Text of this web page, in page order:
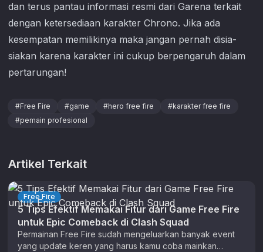
dan terus pantau informasi resmi dari Garena terkait
dengan ketersediaan karakter Chrono. Jika ada
kesempatan memilikinya maka jangan pernah disia-
siakan karena karakter ini cukup berpengaruh dalam
pertarungan!
#Free Fire #game #hero free fire #karakter free fire
#pemain profesional
Artikel Terkait
Free Fire
5 Tips Efektif Memakai Fitur dari Game Free Fire
untuk Epic Comeback di Clash Squad
Permainan Free Fire sudah mengeluarkan banyak event
yang update keren yang harus kamu coba mainkan